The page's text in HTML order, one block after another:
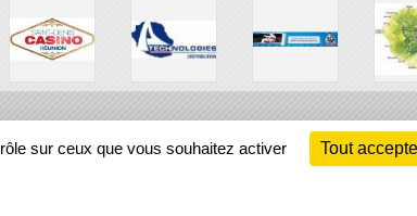
sur ceux que vous souhaitez activer Tout